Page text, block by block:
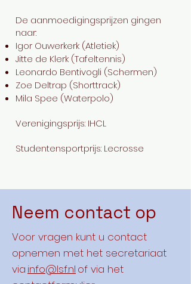
​​De aanmoedigingsprijzen gingen
naar:
Igor Ouwerkerk (Atletiek)
Jitte de Klerk (Tafeltennis)
Leonardo Bentivogli (Schermen)
Zoe Deltrap (Shorttrack)
Mila Spee (Waterpolo)
Verenigingsprijs: IHCL
Studentensportprijs: Lecrosse
Neem contact op
Voor vragen kunt u contact
opnemen met het secretariaat
via info@lsf.nl of via het